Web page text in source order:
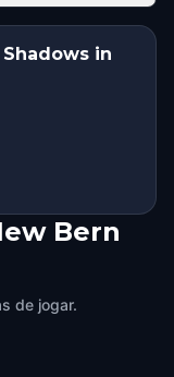
in
Bern
de jogar.